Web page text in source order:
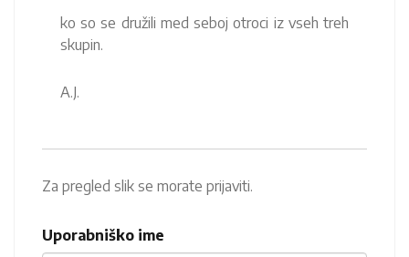
ko so se družili med seboj otroci iz vseh treh
skupin.
A.J.
Za pregled slik se morate prijaviti.
Uporabniško ime